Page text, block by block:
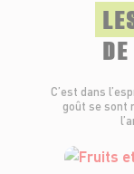
C’est dans
goût se sont